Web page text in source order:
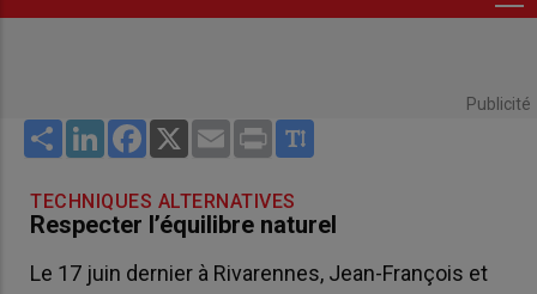
Publicité
Share LinkedInFacebook
X Email Print
TECHNIQUES ALTERNATIVES
Respecter l’équilibre naturel
Le 17 juin dernier à Rivarennes, Jean-François et